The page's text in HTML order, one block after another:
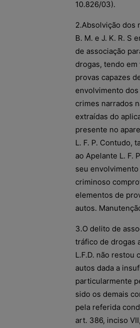
10.826/03).
2.Absolvição dos
B. M. e J. K. R. S
de associação
drogas, tendo em
provas capazes
envolvimento
crimes narrados
extraídas do
presente no
L. F. P. Contudo,
ao Apelante L. F.
seu
criminoso
elementos de
autos.
3.O delito de
tráfico de drogas
L.F.D. não restou
autos dada a
particularmente
sido os demais
pela referida
art. 386, inciso